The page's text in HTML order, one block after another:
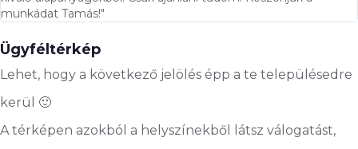
munkádat Tamás!"
Ügyféltérkép
Lehet, hogy a következő jelölés épp a te településedre
kerül 🙂
A térképen azokból a helyszínekből látsz válogatást,